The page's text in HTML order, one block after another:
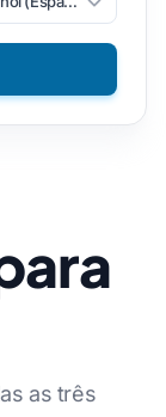
as três